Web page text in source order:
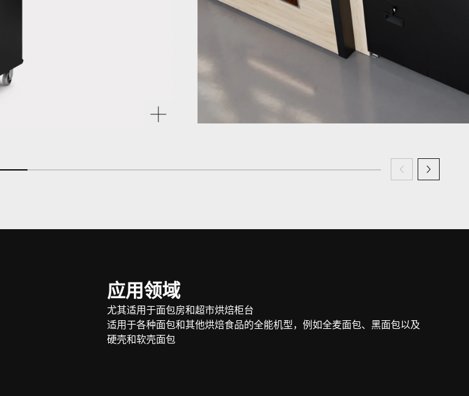
应用领域
尤其适用于面包房和超市烘焙柜台
适用于各种面包和其他烘焙食品的全能机型，例如全麦面包、黑面包以及
硬壳和软壳面包